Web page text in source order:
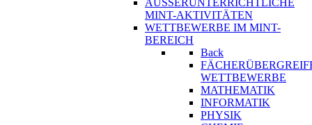
AUSSERUNTERRICHTLICHE
MINT-AKTIVITÄTEN
WETTBEWERBE IM MINT-
BEREICH
Back
WETTBEWERBE
MATHEMATIK
INFORMATIK
PHYSIK